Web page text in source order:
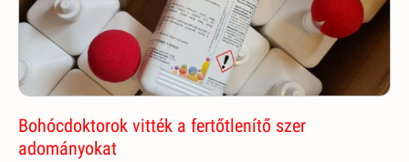
Bohócdoktorok vitték a fertőtlenítő szer
adományokat